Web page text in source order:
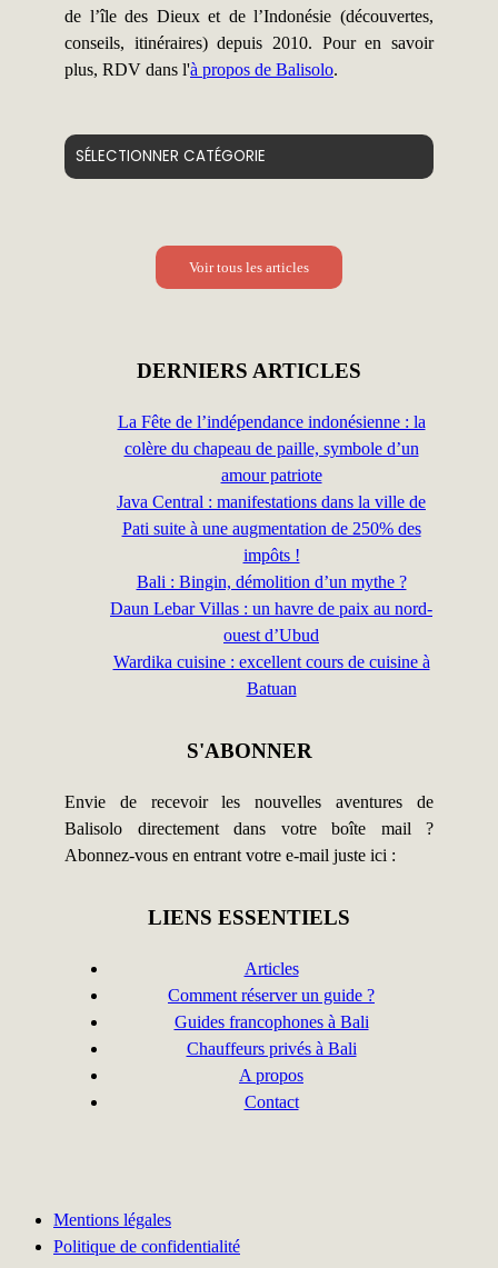
de l’île des Dieux et de l’Indonésie (découvertes,
conseils, itinéraires) depuis 2010. Pour en savoir
plus, RDV dans l'à propos de Balisolo.
Voir tous les articles
DERNIERS ARTICLES
La Fête de l’indépendance indonésienne : la
colère du chapeau de paille, symbole d’un
amour patriote
Java Central : manifestations dans la ville de
Pati suite à une augmentation de 250% des
impôts !
Bali : Bingin, démolition d’un mythe ?
Daun Lebar Villas : un havre de paix au nord-
ouest d’Ubud
Wardika cuisine : excellent cours de cuisine à
Batuan
S'ABONNER
Envie de recevoir les nouvelles aventures de
Balisolo directement dans votre boîte mail ?
Abonnez-vous en entrant votre e-mail juste ici :
LIENS ESSENTIELS
Articles
Comment réserver un guide ?
Guides francophones à Bali
Chauffeurs privés à Bali
A propos
Contact
Mentions légales
Politique de confidentialité